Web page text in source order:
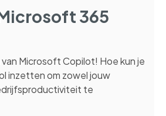
365
Microsoft Copilot! Hoe kun je
inzetten om zowel jouw
te